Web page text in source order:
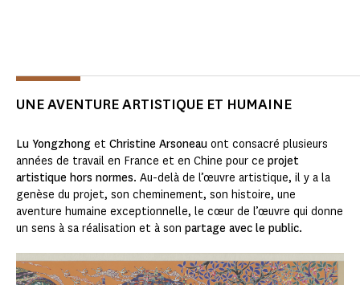
UNE AVENTURE ARTISTIQUE ET HUMAINE
Lu Yongzhong et Christine Arsoneau ont consacré plusieurs
années de travail en France et en Chine pour ce projet
artistique hors normes. Au-delà de l’œuvre artistique, il y a la
genèse du projet, son cheminement, son histoire, une
aventure humaine exceptionnelle, le cœur de l’œuvre qui donne
un sens à sa réalisation et à son partage avec le public.